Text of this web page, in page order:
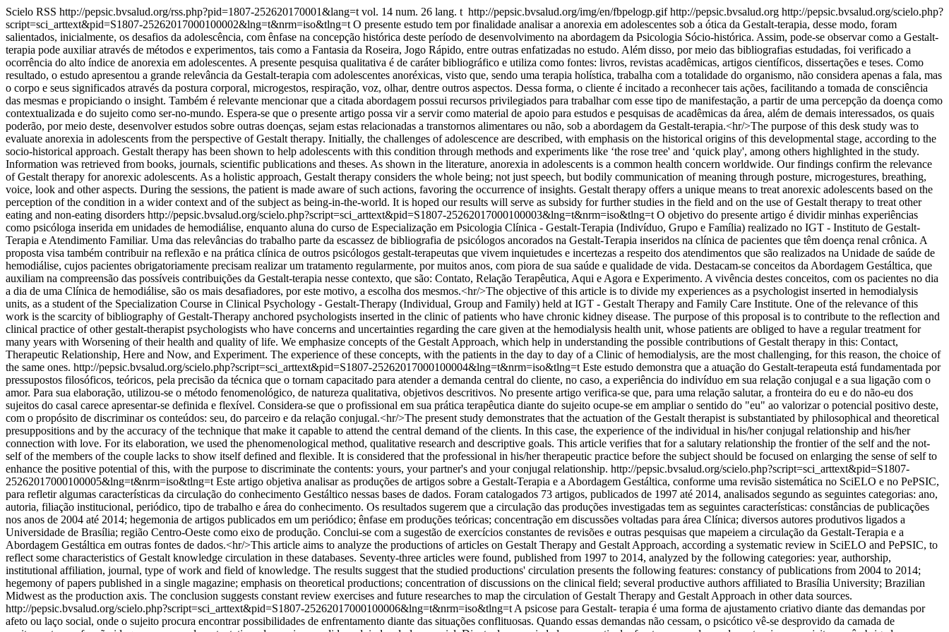
Scielo RSS http://pepsic.bvsalud.org/rss.php?pid=1807-252620170001&lang=t vol. 14 num. 26 lang. t http://pepsic.bvsalud.org/img/en/fbpelogp.gif http://pepsic.bvsalud.org http://pepsic.bvsalud.org/scielo.php?
script=sci_arttext&pid=S1807-25262017000100002&lng=t&nrm=iso&tlng=t O presente estudo tem por finalidade analisar a anorexia em adolescentes sob a ótica da Gestalt-terapia, desse modo, foram
salientados, inicialmente, os desafios da adolescência, com ênfase na concepção histórica deste período de desenvolvimento na abordagem da Psicologia Sócio-histórica. Assim, pode-se observar como a Gestalt-
terapia pode auxiliar através de métodos e experimentos, tais como a Fantasia da Roseira, Jogo Rápido, entre outras enfatizadas no estudo. Além disso, por meio das bibliografias estudadas, foi verificado a
ocorrência do alto índice de anorexia em adolescentes. A presente pesquisa qualitativa é de caráter bibliográfico e utiliza como fontes: livros, revistas acadêmicas, artigos científicos, dissertações e teses. Como
resultado, o estudo apresentou a grande relevância da Gestalt-terapia com adolescentes anoréxicas, visto que, sendo uma terapia holística, trabalha com a totalidade do organismo, não considera apenas a fala, mas
o corpo e seus significados através da postura corporal, microgestos, respiração, voz, olhar, dentre outros aspectos. Dessa forma, o cliente é incitado a reconhecer tais ações, facilitando a tomada de consciência
das mesmas e propiciando o insight. Também é relevante mencionar que a citada abordagem possui recursos privilegiados para trabalhar com esse tipo de manifestação, a partir de uma percepção da doença como
contextualizada e do sujeito como ser-no-mundo. Espera-se que o presente artigo possa vir a servir como material de apoio para estudos e pesquisas de acadêmicas da área, além de demais interessados, os quais
poderão, por meio deste, desenvolver estudos sobre outras doenças, sejam estas relacionadas a transtornos alimentares ou não, sob a abordagem da Gestalt-terapia.<hr/>The purpose of this desk study was to
evaluate anorexia in adolescents from the perspective of Gestalt therapy. Initially, the challenges of adolescence are described, with emphasis on the historical origins of this developmental stage, according to the
socio-historical approach. Gestalt therapy has been shown to help adolescents with this condition through methods and experiments like ‘the rose tree' and ‘quick play', among others highlighted in the study.
Information was retrieved from books, journals, scientific publications and theses. As shown in the literature, anorexia in adolescents is a common health concern worldwide. Our findings confirm the relevance
of Gestalt therapy for anorexic adolescents. As a holistic approach, Gestalt therapy considers the whole being; not just speech, but bodily communication of meaning through posture, microgestures, breathing,
voice, look and other aspects. During the sessions, the patient is made aware of such actions, favoring the occurrence of insights. Gestalt therapy offers a unique means to treat anorexic adolescents based on the
perception of the condition in a wider context and of the subject as being-in-the-world. It is hoped our results will serve as subsidy for further studies in the field and on the use of Gestalt therapy to treat other
eating and non-eating disorders http://pepsic.bvsalud.org/scielo.php?script=sci_arttext&pid=S1807-25262017000100003&lng=t&nrm=iso&tlng=t O objetivo do presente artigo é dividir minhas experiências
como psicóloga inserida em unidades de hemodiálise, enquanto aluna do curso de Especialização em Psicologia Clínica - Gestalt-Terapia (Indivíduo, Grupo e Família) realizado no IGT - Instituto de Gestalt-
Terapia e Atendimento Familiar. Uma das relevâncias do trabalho parte da escassez de bibliografia de psicólogos ancorados na Gestalt-Terapia inseridos na clínica de pacientes que têm doença renal crônica. A
proposta visa também contribuir na reflexão e na prática clínica de outros psicólogos gestalt-terapeutas que vivem inquietudes e incertezas a respeito dos atendimentos que são realizados na Unidade de saúde de
hemodiálise, cujos pacientes obrigatoriamente precisam realizar um tratamento regularmente, por muitos anos, com piora de sua saúde e qualidade de vida. Destacam-se conceitos da Abordagem Gestáltica, que
auxiliam na compreensão das possíveis contribuições da Gestalt-terapia nesse contexto, que são: Contato, Relação Terapêutica, Aqui e Agora e Experimento. A vivência destes conceitos, com os pacientes no dia
a dia de uma Clínica de hemodiálise, são os mais desafiadores, por este motivo, a escolha dos mesmos.<hr/>The objective of this article is to divide my experiences as a psychologist inserted in hemodialysis
units, as a student of the Specialization Course in Clinical Psychology - Gestalt-Therapy (Individual, Group and Family) held at IGT - Gestalt Therapy and Family Care Institute. One of the relevance of this
work is the scarcity of bibliography of Gestalt-Therapy anchored psychologists inserted in the clinic of patients who have chronic kidney disease. The purpose of this proposal is to contribute to the reflection and
clinical practice of other gestalt-therapist psychologists who have concerns and uncertainties regarding the care given at the hemodialysis health unit, whose patients are obliged to have a regular treatment for
many years with Worsening of their health and quality of life. We emphasize concepts of the Gestalt Approach, which help in understanding the possible contributions of Gestalt therapy in this: Contact,
Therapeutic Relationship, Here and Now, and Experiment. The experience of these concepts, with the patients in the day to day of a Clinic of hemodialysis, are the most challenging, for this reason, the choice of
the same ones. http://pepsic.bvsalud.org/scielo.php?script=sci_arttext&pid=S1807-25262017000100004&lng=t&nrm=iso&tlng=t Este estudo demonstra que a atuação do Gestalt-terapeuta está fundamentada por
pressupostos filosóficos, teóricos, pela precisão da técnica que o tornam capacitado para atender a demanda central do cliente, no caso, a experiência do indivíduo em sua relação conjugal e a sua ligação com o
amor. Para sua elaboração, utilizou-se o método fenomenológico, de natureza qualitativa, objetivos descritivos. No presente artigo verifica-se que, para uma relação salutar, a fronteira do eu e do não-eu dos
sujeitos do casal carece apresentar-se definida e flexível. Considera-se que o profissional em sua prática terapêutica diante do sujeito ocupe-se em ampliar o sentido do "eu" ao valorizar o potencial positivo deste,
com o propósito de discriminar os conteúdos: seu, do parceiro e da relação conjugal.<hr/>The present study demonstrates that the actuation of the Gestalt therapist is substantiated by philosophical and theoretical
presuppositions and by the accuracy of the technique that make it capable to attend the central demand of the clients. In this case, the experience of the individual in his/her conjugal relationship and his/her
connection with love. For its elaboration, we used the phenomenological method, qualitative research and descriptive goals. This article verifies that for a salutary relationship the frontier of the self and the not-
self of the members of the couple lacks to show itself defined and flexible. It is considered that the professional in his/her therapeutic practice before the subject should be focused on enlarging the sense of self to
enhance the positive potential of this, with the purpose to discriminate the contents: yours, your partner's and your conjugal relationship. http://pepsic.bvsalud.org/scielo.php?script=sci_arttext&pid=S1807-
25262017000100005&lng=t&nrm=iso&tlng=t Este artigo objetiva analisar as produções de artigos sobre a Gestalt-Terapia e a Abordagem Gestáltica, conforme uma revisão sistemática no SciELO e no PePSIC,
para refletir algumas características da circulação do conhecimento Gestáltico nessas bases de dados. Foram catalogados 73 artigos, publicados de 1997 até 2014, analisados segundo as seguintes categorias: ano,
autoria, filiação institucional, periódico, tipo de trabalho e área do conhecimento. Os resultados sugerem que a circulação das produções investigadas tem as seguintes características: constâncias de publicações
nos anos de 2004 até 2014; hegemonia de artigos publicados em um periódico; ênfase em produções teóricas; concentração em discussões voltadas para área Clínica; diversos autores produtivos ligados a
Universidade de Brasília; região Centro-Oeste como eixo de produção. Conclui-se com a sugestão de exercícios constantes de revisões e outras pesquisas que mapeiem a circulação da Gestalt-Terapia e a
Abordagem Gestáltica em outras fontes de dados.<hr/>This article aims to analyze the productions of articles on Gestalt Therapy and Gestalt Approach, according a systematic review in SciELO and PePSIC, to
reflect some characteristics of Gestalt knowledge circulation in these databases. Seventy-three articles were found, published from 1997 to 2014, analyzed by the following categories: year, authorship,
institutional affiliation, journal, type of work and field of knowledge. The results suggest that the studied productions' circulation presents the following features: constancy of publications from 2004 to 2014;
hegemony of papers published in a single magazine; emphasis on theoretical productions; concentration of discussions on the clinical field; several productive authors affiliated to Brasília University; Brazilian
Midwest as the production axis. The conclusion suggests constant review exercises and future researches to map the circulation of Gestalt Therapy and Gestalt Approach in other data sources.
http://pepsic.bvsalud.org/scielo.php?script=sci_arttext&pid=S1807-25262017000100006&lng=t&nrm=iso&tlng=t A psicose para Gestalt- terapia é uma forma de ajustamento criativo diante das demandas por
afeto ou laço social, onde o sujeito procura encontrar possibilidades de enfrentamento diante das situações conflituosas. Quando essas demandas não cessam, o psicótico vê-se desprovido da camada de